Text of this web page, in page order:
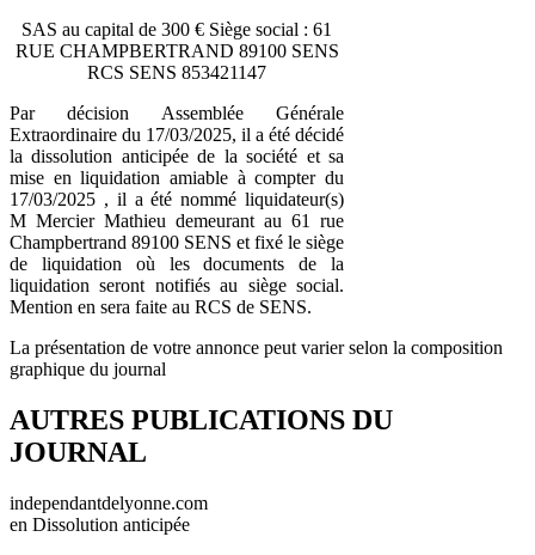
SAS au capital de 300 € Siège social : 61
RUE CHAMPBERTRAND 89100 SENS
RCS SENS 853421147
Par décision Assemblée Générale
Extraordinaire du 17/03/2025, il a été décidé
la dissolution anticipée de la société et sa
mise en liquidation amiable à compter du
17/03/2025 , il a été nommé liquidateur(s)
M Mercier Mathieu demeurant au 61 rue
Champbertrand 89100 SENS et fixé le siège
de liquidation où les documents de la
liquidation seront notifiés au siège social.
Mention en sera faite au RCS de SENS.
La présentation de votre annonce peut varier selon la composition
graphique du journal
AUTRES PUBLICATIONS DU
JOURNAL
independantdelyonne.com
en Dissolution anticipée